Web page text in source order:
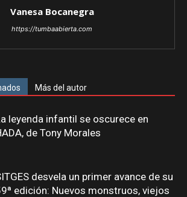
Vanesa Bocanegra
https://tumbaabierta.com
Más del autor
leyenda infantil se oscurece en
de Tony Morales
desvela un primer avance de su
edición: Nuevos monstruos, viejos